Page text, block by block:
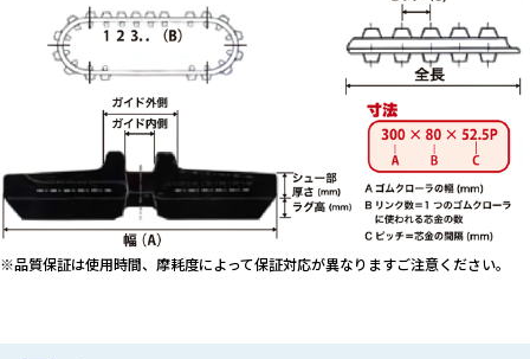
※品質保証は使用時間、摩耗度によって保証対応が異なりますご注意ください。